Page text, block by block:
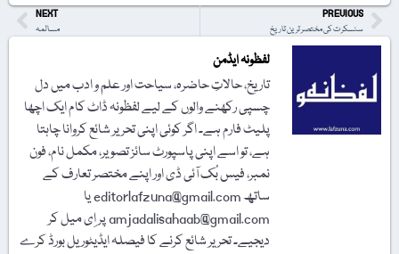
PREVIOUS
سنسکرت کی مختصر ترین تاریخ
NEXT
مسالمہ
لفظونہ ایڈمن
تاریخ، حالاتِ حاضرہ، سیاحت اور علم و ادب میں دل
چسپی رکھنے والوں کے لیے لفظونہ ڈاٹ کام ایک اچھا
پلیٹ فارم ہے۔ اگر کوئی اپنی تحریر شائع کروانا چاہتا
ہے، تو اسے اپنی پاسپورٹ سائز تصویر، مکمل نام، فون
نمبر، فیس بُک آئی ڈی اور اپنے مختصر تعارف کے
ساتھ editorlafzuna@gmail.com یا
amjadalisahaab@gmail.com پر اِی میل کر
دیجیے۔ تحریر شائع کرنے کا فیصلہ ایڈیٹوریل بورڈ کرے